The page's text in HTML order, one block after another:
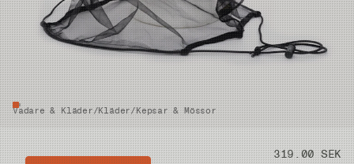
Vadare & Kläder/Kläder/Kepsar & Mössor
Pris 319.00 SEK